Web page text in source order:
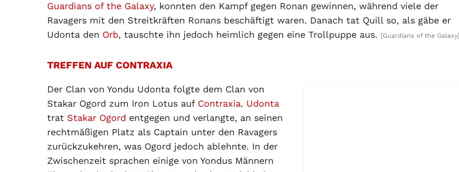
Guardians of the Galaxy, konnten den Kampf gegen Ronan gewinnen, während viele der
Ravagers mit den Streitkräften Ronans beschäftigt waren. Danach tat Quill so, als gäbe er
Udonta den Orb, tauschte ihn jedoch heimlich gegen eine Trollpuppe aus. [Guardians of the Galaxy]
TREFFEN AUF CONTRAXIA
Der Clan von Yondu Udonta folgte dem Clan von
Stakar Ogord zum Iron Lotus auf Contraxia. Udonta
trat Stakar Ogord entgegen und verlangte, an seinen
rechtmäßigen Platz als Captain unter den Ravagers
zurückzukehren, was Ogord jedoch ablehnte. In der
Zwischenzeit sprachen einige von Yondus Männern